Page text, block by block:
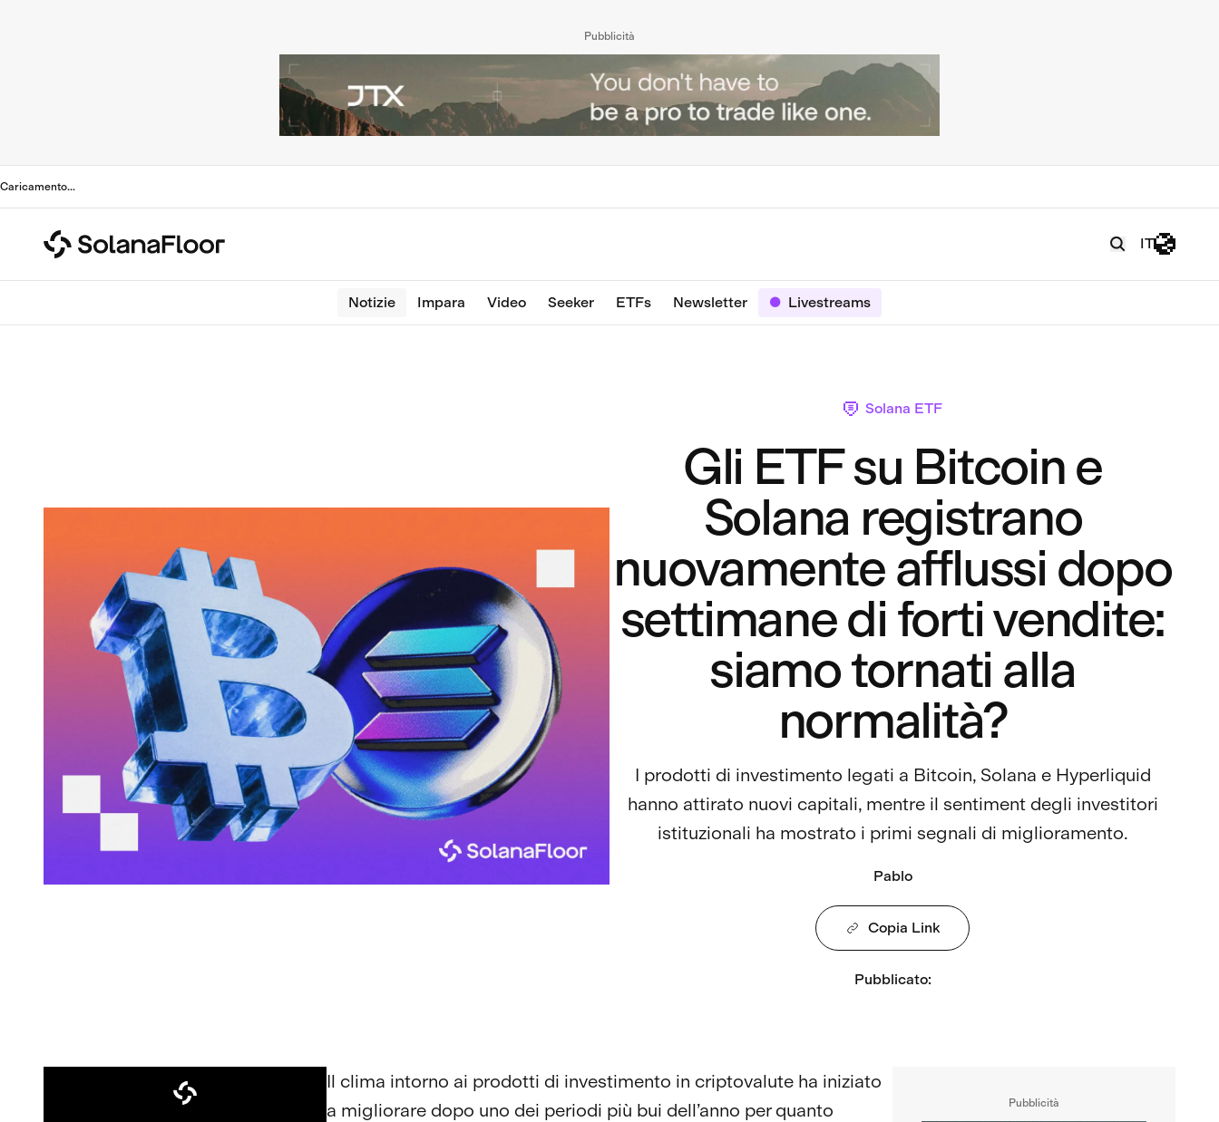
Pubblicità
Caricamento...
IT
Notizie Impara Video Seeker ETFs Newsletter Livestreams
Solana ETF
Gli ETF su Bitcoin e
Solana registrano
nuovamente afflussi dopo
settimane di forti vendite:
siamo tornati alla
normalità?
I prodotti di investimento legati a Bitcoin, Solana e Hyperliquid
hanno attirato nuovi capitali, mentre il sentiment degli investitori
istituzionali ha mostrato i primi segnali di miglioramento.
Pablo
Copia Link
Pubblicato:
Il clima intorno ai prodotti di investimento in criptovalute ha iniziato
a migliorare dopo uno dei periodi più bui dell’anno per quanto
Pubblicità